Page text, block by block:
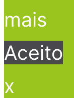
mais
Aceito
x